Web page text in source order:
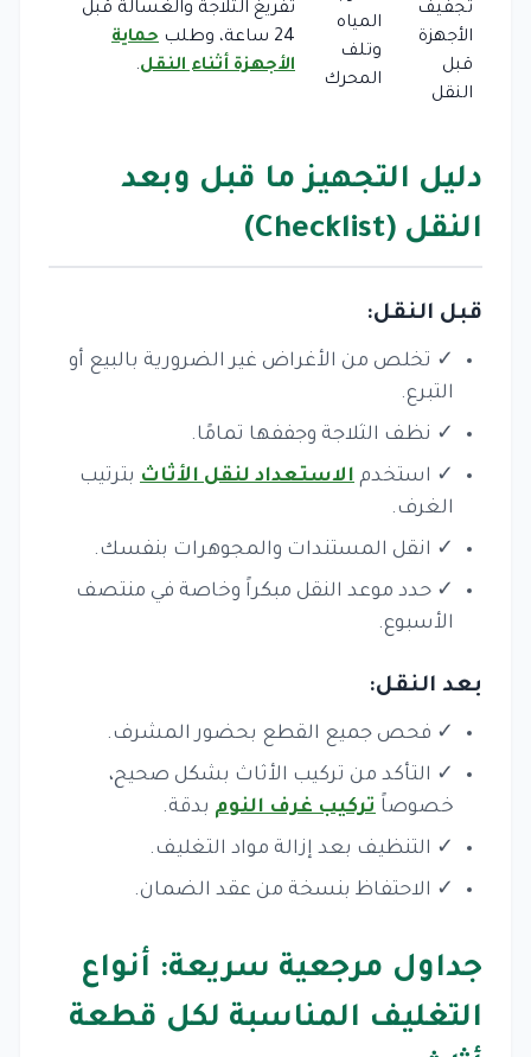
تجفيف
الأجهزة
قبل
النقل
المياه
وتلف
المحرك
تفريغ الثلاجة والغسالة قبل
24 ساعة، وطلب
حماية
الأجهزة أثناء النقل.
دليل التجهيز ما قبل وبعد
النقل (Checklist)
قبل النقل:
✓ تخلص من الأغراض غير الضرورية بالبيع أو
التبرع.
✓ نظف الثلاجة وجففها تمامًا.
✓ استخدم الاستعداد لنقل الأثاث بترتيب
الغرف.
✓ انقل المستندات والمجوهرات بنفسك.
✓ حدد موعد النقل مبكراً وخاصة في منتصف
الأسبوع.
بعد النقل:
✓ فحص جميع القطع بحضور المشرف.
✓ التأكد من تركيب الأثاث بشكل صحيح،
خصوصاً تركيب غرف النوم بدقة.
✓ التنظيف بعد إزالة مواد التغليف.
✓ الاحتفاظ بنسخة من عقد الضمان.
جداول مرجعية سريعة: أنواع
التغليف المناسبة لكل قطعة